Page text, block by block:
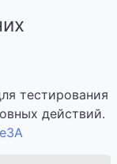
тестирования
действий.